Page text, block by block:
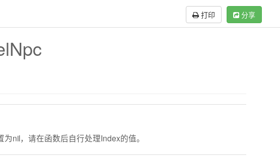
打印 分享
nil，请在函数后自行处理Index的值。